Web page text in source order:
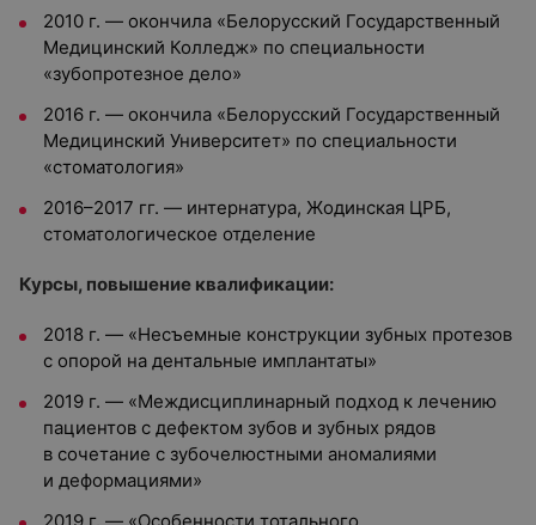
2010 г. — окончила «Белорусский Государственный
Медицинский Колледж» по специальности
«зубопротезное дело»
2016 г. — окончила «Белорусский Государственный
Медицинский Университет» по специальности
«стоматология»
2016–2017 гг. — интернатура, Жодинская ЦРБ,
стоматологическое отделение
Курсы, повышение квалификации:
2018 г. — «Несъемные конструкции зубных протезов
с опорой на дентальные имплантаты»
2019 г. — «Междисциплинарный подход к лечению
пациентов с дефектом зубов и зубных рядов
в сочетание с зубочелюстными аномалиями
и деформациями»